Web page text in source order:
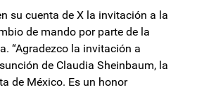
su cuenta de X la invitación a la
de mando por parte de la
“Agradezco la invitación a
de Claudia Sheinbaum, la
de México. Es un honor